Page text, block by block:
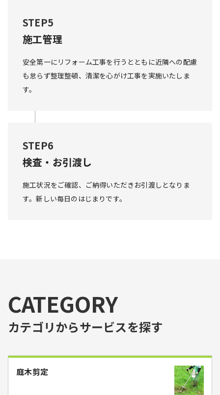
STEP5
施工管理
安全第一にリフォーム工事を行うとともに近隣への配慮
も怠らず整理整頓、清潔を心がけ工事を実施いたしま
す。
STEP6
検査・お引渡し
施工状況をご確認、ご納得いただきお引渡しとなりま
す。新しい毎日のはじまりです。
CATEGORY
カテゴリからサービスを探す
庭木剪定